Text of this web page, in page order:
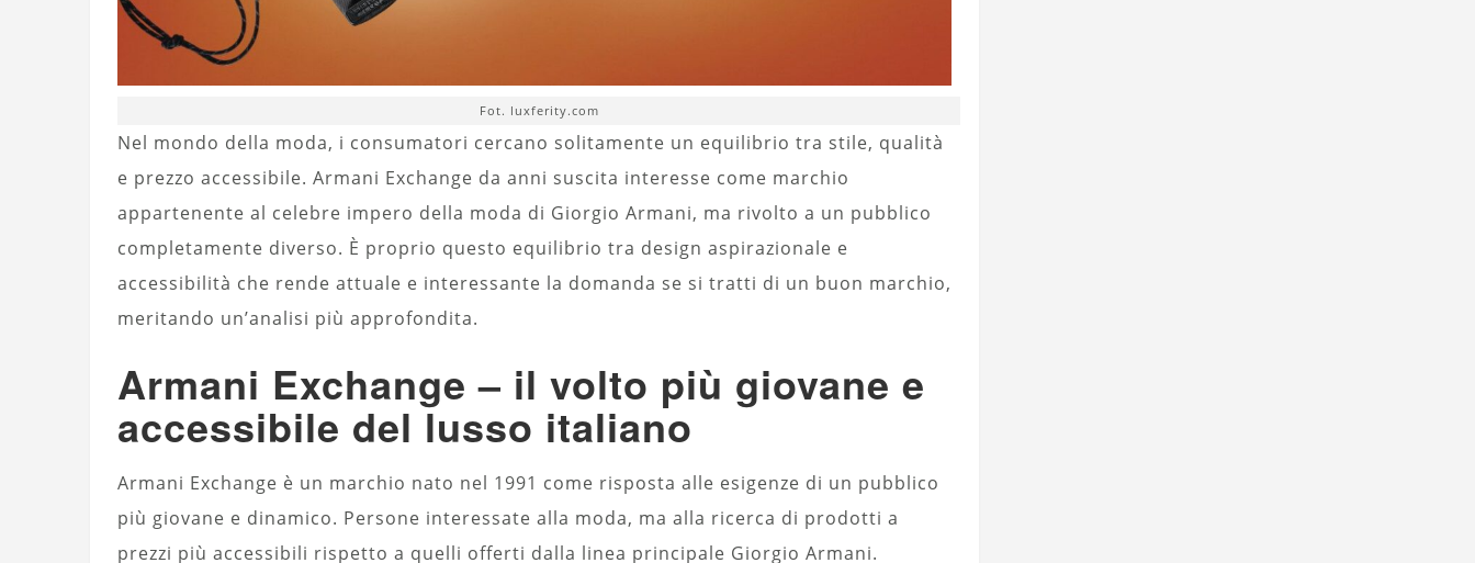
Fot. luxferity.com
Nel mondo della moda, i consumatori cercano solitamente un equilibrio tra stile, qualità
e prezzo accessibile. Armani Exchange da anni suscita interesse come marchio
appartenente al celebre impero della moda di Giorgio Armani, ma rivolto a un pubblico
completamente diverso. È proprio questo equilibrio tra design aspirazionale e
accessibilità che rende attuale e interessante la domanda se si tratti di un buon marchio,
meritando un’analisi più approfondita.
Armani Exchange – il volto più giovane e
accessibile del lusso italiano
Armani Exchange è un marchio nato nel 1991 come risposta alle esigenze di un pubblico
più giovane e dinamico. Persone interessate alla moda, ma alla ricerca di prodotti a
prezzi più accessibili rispetto a quelli offerti dalla linea principale Giorgio Armani.